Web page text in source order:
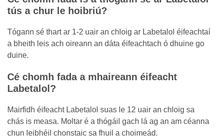
tús a chur le hoibriú?
Tógann sé thart ar 1-2 uair an chloig ar Labetalol éifeachtaí
a bheith leis ach oireann an dáta éifeachtach ó dhuine go
duine.
Cé chomh fada a mhaireann éifeacht
Labetalol?
Mairfidh éifeacht Labetalol suas le 12 uair an chloig sa
chás is measa. Moltar é a thógáil gach lá ag an am céanna
chun leibhéil chonstaic sa fhuil a choimeád.